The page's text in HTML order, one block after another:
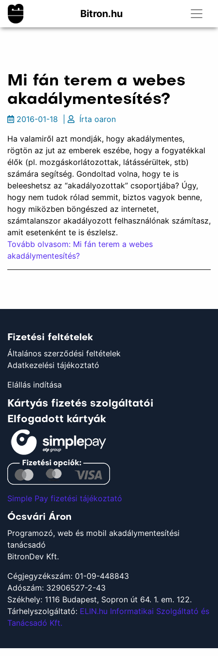
Bitron.hu
Mi fán terem a webes
akadálymentesítés?
2016-01-18 Írta oaron
Ha valamiről azt mondják, hogy akadálymentes,
rögtön az jut az emberek eszébe, hogy a fogyatékkal
élők (pl. mozgáskorlátozottak, látássérültek, stb)
számára segítség. Gondoltad volna, hogy te is
beleeshetsz az “akadályozottak” csoportjába? Úgy,
hogy nem tudok rólad semmit, biztos vagyok benne,
hogy miközben böngészed az internetet,
számtalanszor akadályozott felhasználónak számítasz,
amit esetenként te is észlelsz.
Tovább olvasom: Mi fán terem a webes
akadálymentesítés?
Fizetési feltételek
Általános szerződési feltételek
Adatkezelési tájékoztató
Elállás indítása
Kártyás fizetés szolgáltatói
Elfogadott kártyák
Simple Pay fizetési tájékoztató
Ócsvári Áron
Programozó, web és mobil akadálymentesítési
tanácsadó
BitronDev Kft.
Cégjegyzékszám: 01-09-448843
Adószám: 32906527-2-43
Székhely: 1116 Budapest, Sopron út 64. 1. em. 122.
Tárhelyszolgáltató: ELIN.hu Informatikai Szolgáltató és
Tanácsadó Kft.